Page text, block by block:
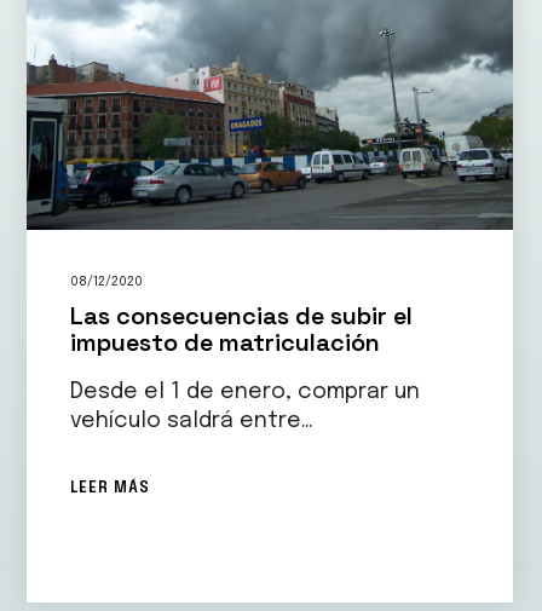
08/12/2020
Las consecuencias de subir el
impuesto de matriculación
Desde el 1 de enero, comprar un
vehículo saldrá entre…
LEER MÁS